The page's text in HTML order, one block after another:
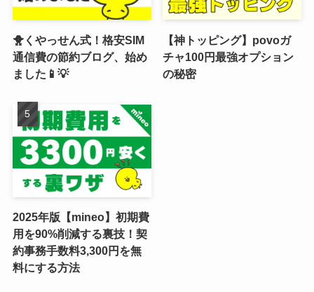
🐥くやっせん式！格安SIM
通信費の節約ブログ、始め
ました📱💡
【神トッピング】povoガ
チャ100円最強オプション
の秘密
2025年版【mineo】初期費
用を90%削減する裏技！契
約事務手数料3,300円を無
料にする方法